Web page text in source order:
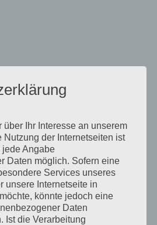
über Ihr Interesse an unserem
Nutzung der Internetseiten ist
Angabe
Daten möglich. Sofern eine
Services unseres
unsere Internetseite in
könnte jedoch eine
Daten
Ist die Verarbeitung